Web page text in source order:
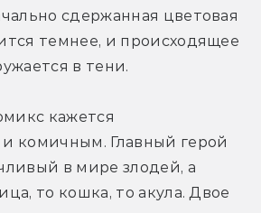
сдержанная цветовая
темнее, и происходящее
в тени.
кажется
комичным. Главный герой
в мире злодей, а
то кошка, то акула. Двое